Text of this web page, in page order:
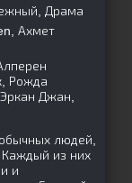
Драма
Ахмет
Рожда
Джан,
людей,
из них
и